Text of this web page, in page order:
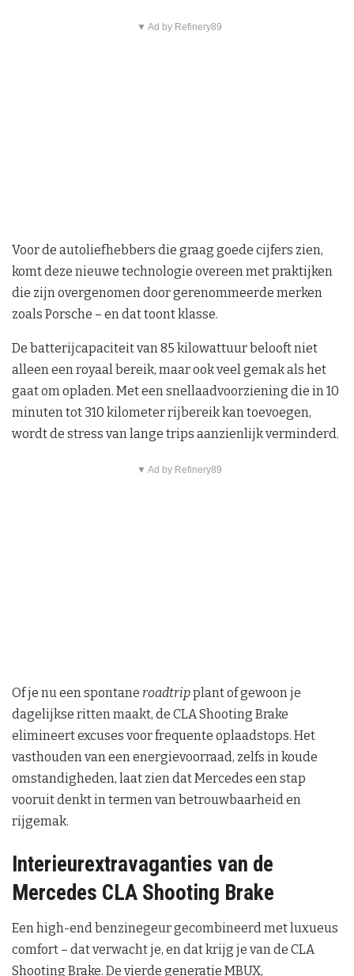
▼ Ad by Refinery89
Voor de autoliefhebbers die graag goede cijfers zien,
komt deze nieuwe technologie overeen met praktijken
die zijn overgenomen door gerenommeerde merken
zoals Porsche – en dat toont klasse.
De batterijcapaciteit van 85 kilowattuur belooft niet
alleen een royaal bereik, maar ook veel gemak als het
gaat om opladen. Met een snellaadvoorziening die in 10
minuten tot 310 kilometer rijbereik kan toevoegen,
wordt de stress van lange trips aanzienlijk verminderd.
▼ Ad by Refinery89
Of je nu een spontane roadtripplant of gewoon je
dagelijkse ritten maakt, de CLA Shooting Brake
elimineert excuses voor frequente oplaadstops. Het
vasthouden van een energievoorraad, zelfs in koude
omstandigheden, laat zien dat Mercedes een stap
vooruit denkt in termen van betrouwbaarheid en
rijgemak.
Interieurextravaganties van de
Mercedes CLA Shooting Brake
Een high-end benzinegeur gecombineerd met luxueus
comfort – dat verwacht je, en dat krijg je van de CLA
Shooting Brake. De vierde generatie MBUX,